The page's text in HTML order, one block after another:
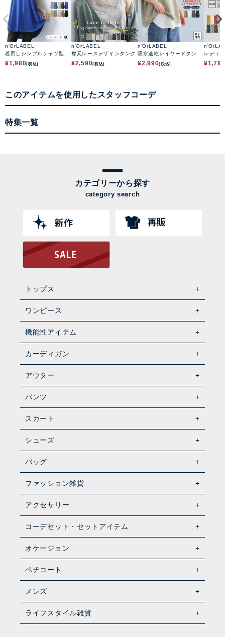
n'OrLABEL
着回しシンプルシャツ型タ
ンクトップ
¥1,980(税込)
n'OrLABEL
襟元レースデザインタンク
¥2,590(税込)
n'OrLABEL
吸水速乾レイヤードタンク
トップ
¥2,990(税込)
レディ
¥1,790
このアイテムを使用したスタッフコーデ
特集一覧
カテゴリーから探す
category search
トップス
ワンピース
機能性アイテム
カーディガン
アウター
パンツ
スカート
シューズ
バッグ
ファッション雑貨
アクセサリー
コーデセット・セットアイテム
オケージョン
ペチコート
メンズ
ライフスタイル雑貨